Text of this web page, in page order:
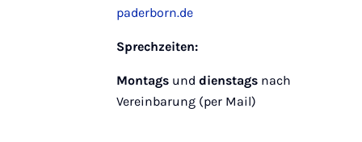
paderborn.de
Sprechzeiten:
Montags und dienstags nach
Vereinbarung (per Mail)